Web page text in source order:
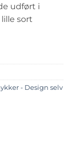
udført i
sort
- Design selv